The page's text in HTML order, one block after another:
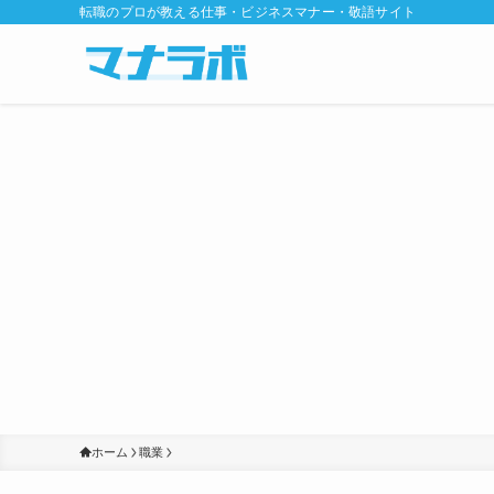
転職のプロが教える仕事・ビジネスマナー・敬語サイト
ホーム 職業